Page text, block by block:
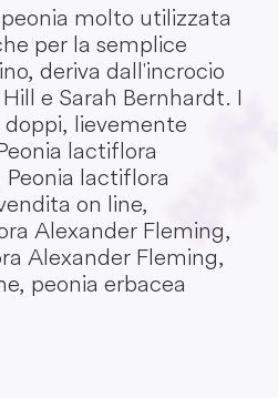
molto utilizzata
per la semplice
deriva dall'incrocio
e Sarah Bernhardt. I
doppi, lievemente
lactiflora
lactiflora
on line,
Alexander Fleming,
Alexander Fleming,
peonia erbacea